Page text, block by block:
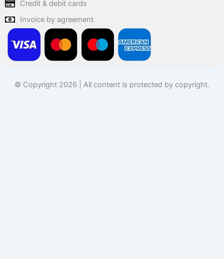
Credit & debit cards
Invoice by agreement
© Copyright 2026 | All content is protected by copyright.